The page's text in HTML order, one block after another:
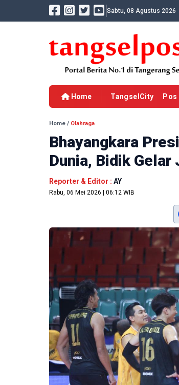
Sabtu, 08 Agustus 2026
Home TangselCity
Home / Olahraga
Bhayangkara
Dunia, Bidik Gelar
Reporter & Editor : AY
Rabu, 06 Mei 2026 | 06:12 WIB